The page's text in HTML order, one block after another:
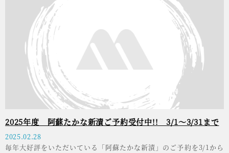
2025年度 阿蘇たかな新漬ご予約受付中!! 3/1～3/31まで
2025.02.28
毎年大好評をいただいている「阿蘇たかな新漬」のご予約を3/1から